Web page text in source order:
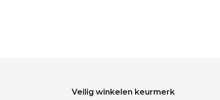
Veilig winkelen keurmerk